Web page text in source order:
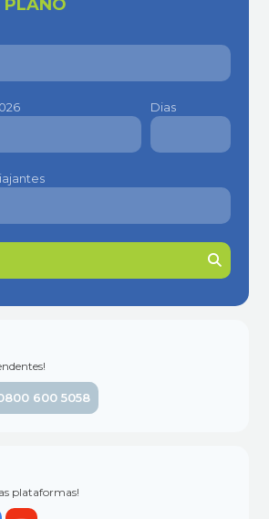
PLANO
Dias
600 5058
plataformas!